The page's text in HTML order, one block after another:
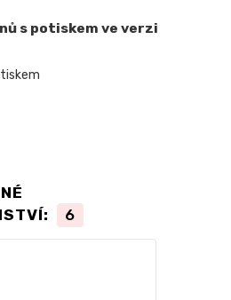
s potiskem ve verzi
6